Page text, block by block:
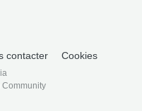
contacter Cookies
Community